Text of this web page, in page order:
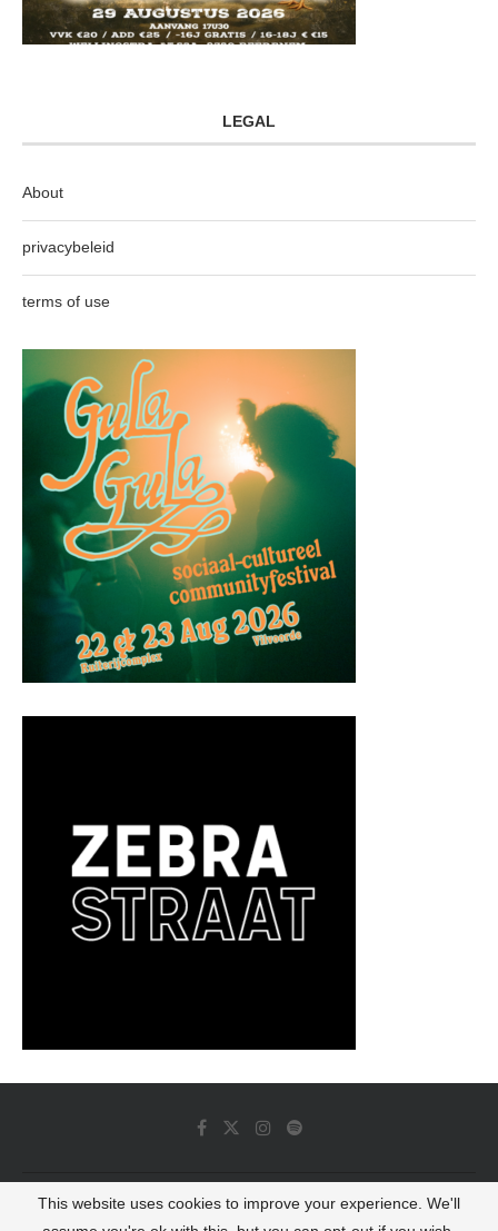
LEGAL
About
privacybeleid
terms of use
© 2022 - Luminous Dash All Rights Reserved
This website uses cookies to improve your experience. We'll